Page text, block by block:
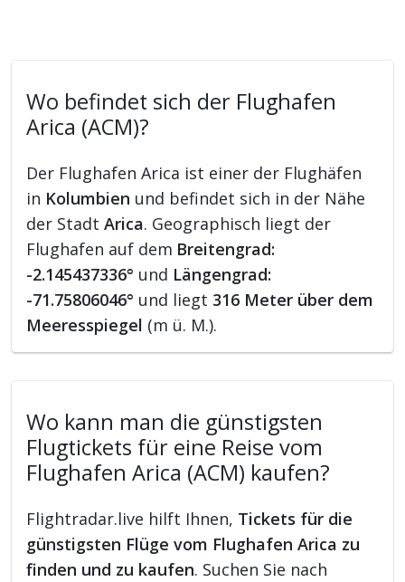
Wo befindet sich der Flughafen
Arica (ACM)?
Der Flughafen Arica ist einer der Flughäfen
in Kolumbien und befindet sich in der Nähe
der StadtArica. Geographisch liegt der
Flughafen auf dem Breitengrad:
-2.145437336° und Längengrad:
-71.75806046° und liegt 316 Meter über dem
Meeresspiegel (m ü. M.).
Wo kann man die günstigsten
Flugtickets für eine Reise vom
Flughafen Arica (ACM) kaufen?
Flightradar.live hilft Ihnen, Tickets für die
günstigsten Flüge vom Flughafen Arica zu
finden und zu kaufen. Suchen Sie nach